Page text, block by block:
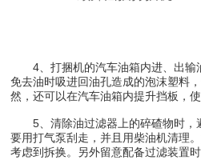
4、打捆机的汽车油箱内进、出输
免去油时吸进回油孔造成的泡沫塑料
然，还可以在汽车油箱内提升挡板，
5、清除油过滤器上的碎碴物时，
要用打气泵刮走，并且用柴油机清理
考虑到拆换。另外留意配备过滤装置时